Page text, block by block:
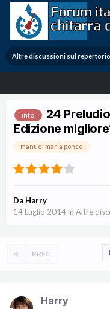
Altre discussioni sul repertorio
info
24
Edizione
manuel maria ponce
Da Harry
14 Luglio 2014 in Altre
PREC
Harry